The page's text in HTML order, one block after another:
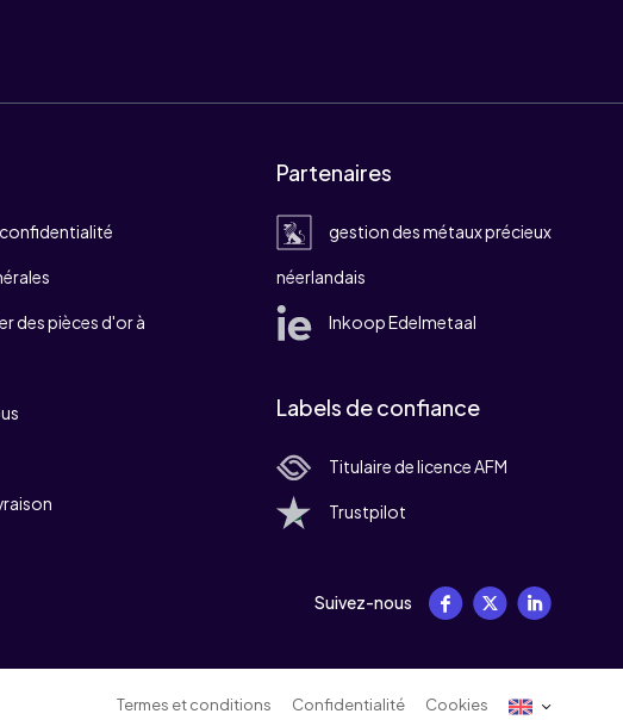
des pièces d'or à
Partenaires
gestion des métaux précieux
néerlandais
Inkoop Edelmetaal
Labels de confiance
Titulaire de licence AFM
Trustpilot
Suivez-nous
Termes et conditions Confidentialité Cookies